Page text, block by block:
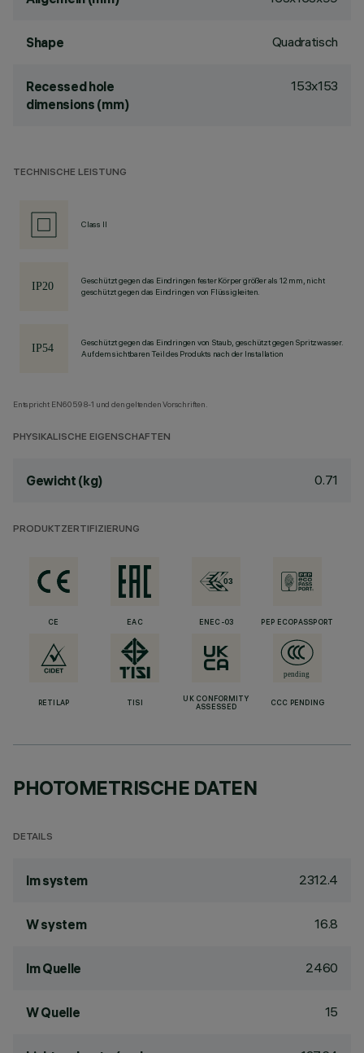
Shape Quadratisch
Recessed hole
dimensions (mm)
153x153
TECHNISCHE LEISTUNG
Class II
Geschützt gegen das Eindringen fester Körper größer als 12 mm, nicht
geschützt gegen das Eindringen von Flüssigkeiten.
Geschützt gegen das Eindringen von Staub, geschützt gegen Spritzwasser.
Auf dem sichtbaren Teil des Produkts nach der Installation
Entspricht EN60598-1 und den geltenden Vorschriften.
PHYSIKALISCHE EIGENSCHAFTEN
Gewicht (kg) 0.71
PRODUKTZERTIFIZIERUNG
CE EAC ENEC-03 PEP ECOPASSPORT
RETILAP TISI
UK CONFORMITY
ASSESSED
CCC PENDING
PHOTOMETRISCHE DATEN
DETAILS
lm system 2312.4
W system 16.8
lm Quelle 2460
W Quelle 15